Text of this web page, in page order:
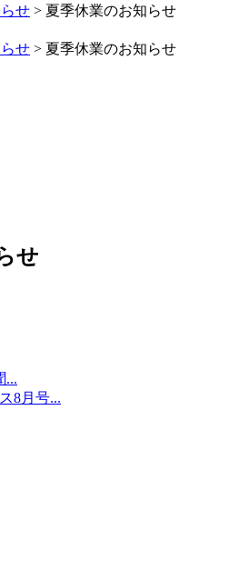
せ > 夏季休業のお知らせ
せ > 夏季休業のお知らせ
せ
...
8月号...